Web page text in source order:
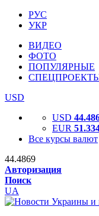
РУС
УКР
ВИДЕО
ФОТО
ПОПУЛЯРНЫЕ
USD
USD
EUR
Все курсы валют
44.4869
Авторизация
Поиск
UA